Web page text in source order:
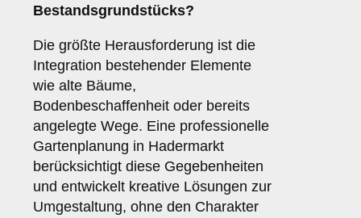
Bestandsgrundstücks?
Die größte Herausforderung ist die
Integration bestehender Elemente
wie alte Bäume,
Bodenbeschaffenheit oder bereits
angelegte Wege. Eine professionelle
Gartenplanung in Hadermarkt
berücksichtigt diese Gegebenheiten
und entwickelt kreative Lösungen zur
Umgestaltung, ohne den Charakter